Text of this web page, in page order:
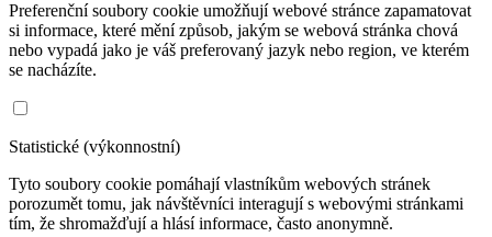
Preferenční soubory cookie umožňují webové stránce zapamatovat
si informace, které mění způsob, jakým se webová stránka chová
nebo vypadá jako je váš preferovaný jazyk nebo region, ve kterém
se nacházíte.
Statistické (výkonnostní)
Tyto soubory cookie pomáhají vlastníkům webových stránek
porozumět tomu, jak návštěvníci interagují s webovými stránkami
tím, že shromažďují a hlásí informace, často anonymně.